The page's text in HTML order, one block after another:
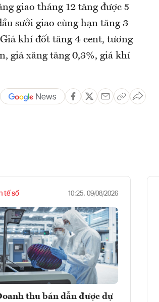
giao tháng 12 tăng được 5
sưởi giao cùng hạn tăng 3
khí đốt tăng 4 cent, tương
giá xăng tăng 0,3%, giá khí
tế số 10:25, 09/08/2026
thu bán dẫn được dự